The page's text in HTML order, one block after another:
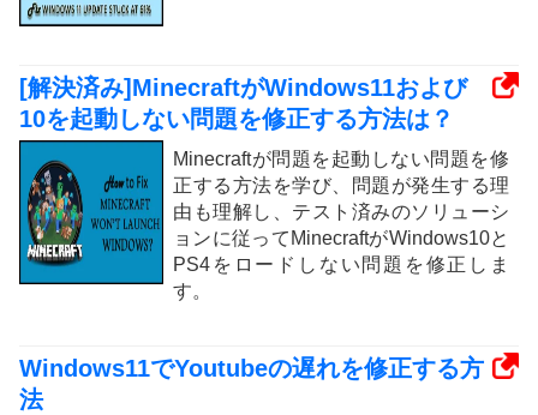
[解決済み]MinecraftがWindows11および
10を起動しない問題を修正する方法は？
Minecraftが問題を起動しない問題を修
正する方法を学び、問題が発生する理
由も理解し、テスト済みのソリューシ
ョンに従ってMinecraftがWindows10と
PS4をロードしない問題を修正しま
す。
Windows11でYoutubeの遅れを修正する方
法